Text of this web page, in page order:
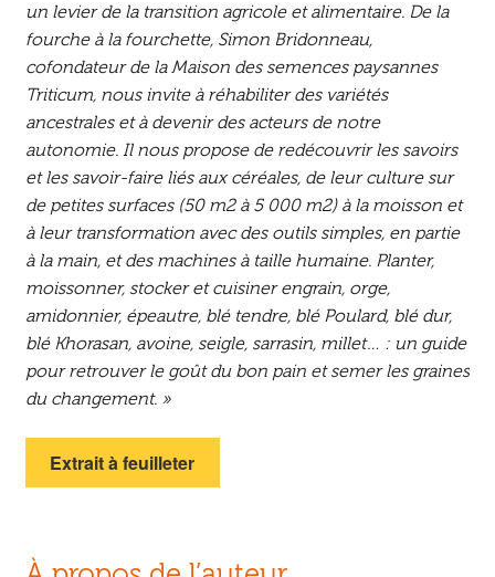
un levier de la transition agricole et alimentaire. De la
fourche à la fourchette, Simon Bridonneau,
cofondateur de la Maison des semences paysannes
Triticum, nous invite à réhabiliter des variétés
ancestrales et à devenir des acteurs de notre
autonomie. Il nous propose de redécouvrir les savoirs
et les savoir-faire liés aux céréales, de leur culture sur
de petites surfaces (50 m2 à 5 000 m2) à la moisson et
à leur transformation avec des outils simples, en partie
à la main, et des machines à taille humaine. Planter,
moissonner, stocker et cuisiner engrain, orge,
amidonnier, épeautre, blé tendre, blé Poulard, blé dur,
blé Khorasan, avoine, seigle, sarrasin, millet… : un guide
pour retrouver le goût du bon pain et semer les graines
du changement. »
Extrait à feuilleter